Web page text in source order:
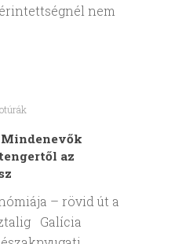
nem
Mindenevők
az
– rövid út a
Galícia